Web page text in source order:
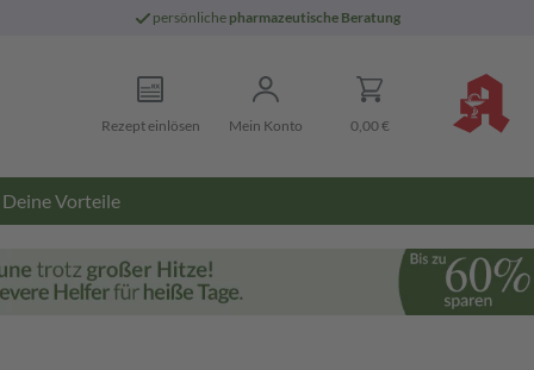
persönliche pharmazeutische Beratung
Rezept einlösen Mein Konto 0,00 €
Deine Vorteile